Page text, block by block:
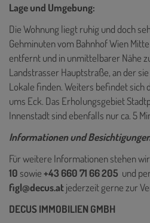
Lage und Umgebung:
Die Wohnung liegt ruhig und doch
Gehminuten vom Bahnhof Wien
entfernt und in unmittelbarer Nähe
Landstrasser Hauptstraße, an der
Lokale finden. Weiters befindet sich
ums Eck. Das Erholungsgebiet
Innenstadt sind ebenfalls nur ca. 5
Informationen und
Für weitere Informationen stehen
10 sowie+43 660 71 66 205 und
figl@decus.atjederzeit gerne zur
DECUS IMMOBILIEN GMBH